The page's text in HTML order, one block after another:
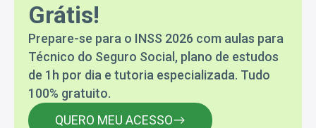
Grátis!
Prepare-se para o INSS 2026 com aulas para
Técnico do Seguro Social, plano de estudos
de 1h por dia e tutoria especializada. Tudo
100% gratuito.
QUERO MEU ACESSO